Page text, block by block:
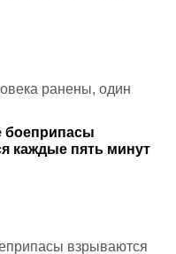
ранены, один
боеприпасы
каждые пять минут
взрываются